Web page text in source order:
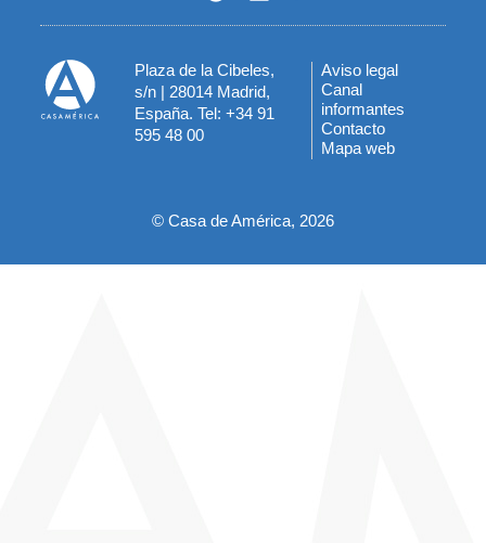
Plaza de la Cibeles,
s/n | 28014 Madrid,
España. Tel: +34 91
595 48 00
Menú
del
pie
Aviso legal
Canal
informantes
Contacto
Mapa web
© Casa de América, 2026